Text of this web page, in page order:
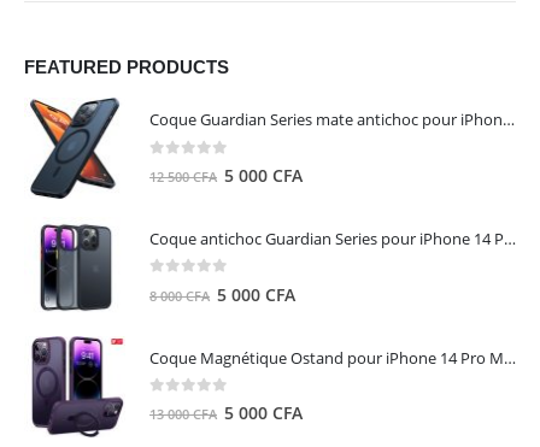
FEATURED PRODUCTS
Coque Guardian Series mate antichoc pour iPhone 15 Pro Max avec Magsafe Noir - Torras
12 500CFA Le
500 CFA.
5 000 CFA
Coque antichoc Guardian Series pour iPhone 14 Pro Max - TORRAS
8 000CFA Le
était :
000 CFA.
5 000 CFA
000 CFA.
Coque Magnétique Ostand pour iPhone 14 Pro Max - Violet Foncé - TORRAS
13 000CFA Le
5 000 CFA